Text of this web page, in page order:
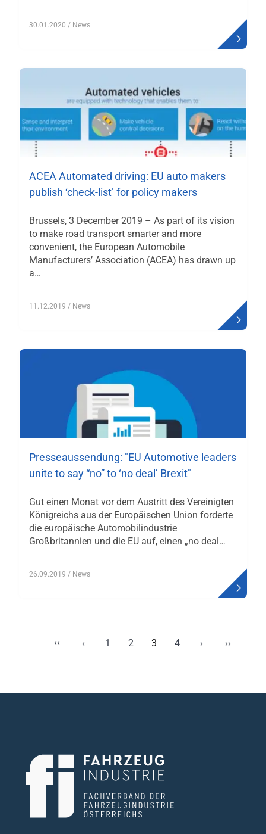
30.01.2020 / News
ACEA Automated driving: EU auto makers
publish ‘check-list’ for policy makers
Brussels, 3 December 2019 – As part of its vision
to make road transport smarter and more
convenient, the European Automobile
Manufacturers’ Association (ACEA) has drawn up
a…
11.12.2019 / News
Presseaussendung: "EU Automotive leaders
unite to say “no” to ‘no deal’ Brexit"
Gut einen Monat vor dem Austritt des Vereinigten
Königreichs aus der Europäischen Union forderte
die europäische Automobilindustrie
Großbritannien und die EU auf, einen „no deal…
26.09.2019 / News
Seitennummerierung
Erste Seite
‹‹
Vorherige Seite
‹
Page
1
Page
2
Aktuelle
3
Page
4 › ››